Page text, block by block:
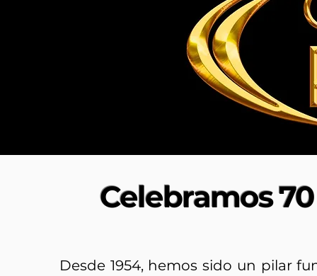
Celebramos
Desde 1954, hemos sido un pilar